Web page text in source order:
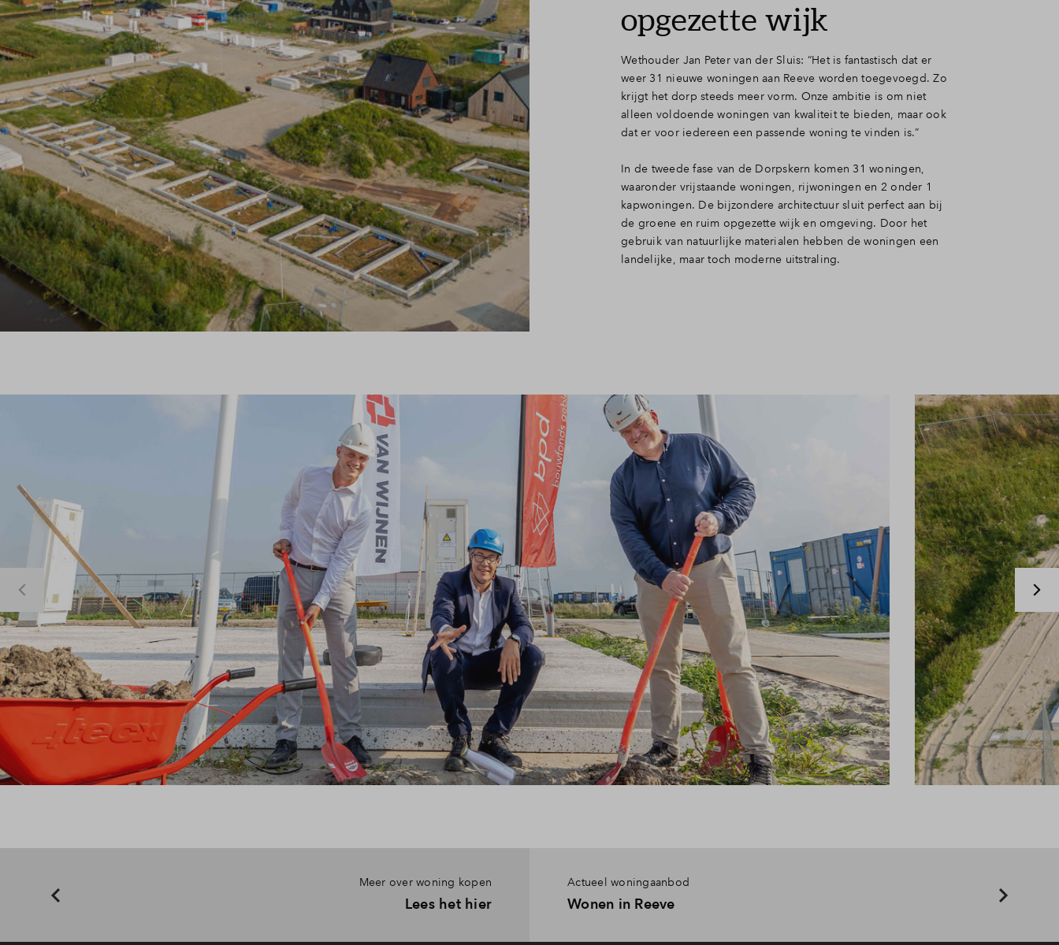
opgezette wijk
Wethouder Jan Peter van der Sluis: “Het is fantastisch dat er
weer 31 nieuwe woningen aan Reeve worden toegevoegd. Zo
krijgt het dorp steeds meer vorm. Onze ambitie is om niet
alleen voldoende woningen van kwaliteit te bieden, maar ook
dat er voor iedereen een passende woning te vinden is.”
In de tweede fase van de Dorpskern komen 31 woningen,
waaronder vrijstaande woningen, rijwoningen en 2 onder 1
kapwoningen. De bijzondere architectuur sluit perfect aan bij
de groene en ruim opgezette wijk en omgeving. Door het
gebruik van natuurlijke materialen hebben de woningen een
landelijke, maar toch moderne uitstraling.
Meer over woning kopen
Lees het hier
Actueel woningaanbod
Wonen in Reeve